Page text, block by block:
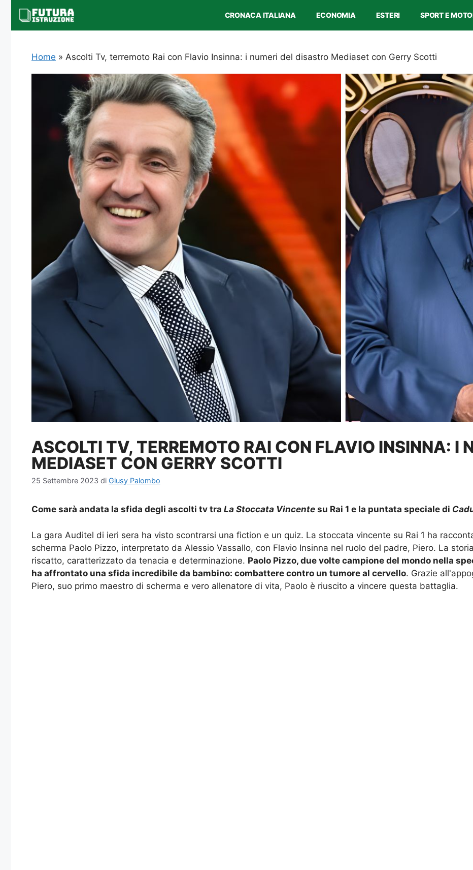
contenuto
CRONACA ITALIANA ECONOMIA ESTERI SPORT E
Home » Ascolti Tv, terremoto Rai con Flavio Insinna: i numeri del disastro Mediaset con Gerry Scotti
ASCOLTI TV, TERREMOTO RAI CON FLAVIO INSINNA: I
MEDIASET CON GERRY SCOTTI
25 Settembre 2023 di Giusy Palombo
Come sarà andata la sfida degli ascolti tv tra La Stoccata Vincente su Rai 1 e la puntata speciale di
La gara Auditel di ieri sera ha visto scontrarsi una fiction e un quiz. La stoccata vincente su Rai 1 ha
scherma Paolo Pizzo, interpretato da Alessio Vassallo, con Flavio Insinna nel ruolo del padre, Piero. La
riscatto, caratterizzato da tenacia e determinazione. Paolo Pizzo, due volte campione del mondo nella
ha affrontato una sfida incredibile da bambino: combattere contro un tumore al cervello. Grazie
Piero, suo primo maestro di scherma e vero allenatore di vita, Paolo è riuscito a vincere questa battaglia.